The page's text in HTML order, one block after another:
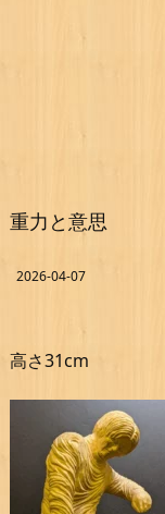
重力と意思
2026-04-07
高さ31cm